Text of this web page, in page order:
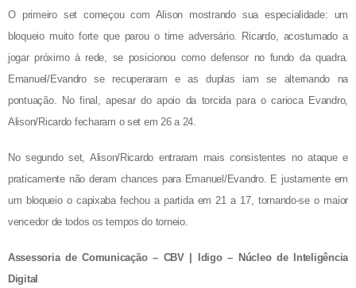
O primeiro set começou com Alison mostrando sua especialidade: um
bloqueio muito forte que parou o time adversário. Ricardo, acostumado a
jogar próximo à rede, se posicionou como defensor no fundo da quadra.
Emanuel/Evandro se recuperaram e as duplas iam se alternando na
pontuação. No final, apesar do apoio da torcida para o carioca Evandro,
Alison/Ricardo fecharam o set em 26 a 24.
No segundo set, Alison/Ricardo entraram mais consistentes no ataque e
praticamente não deram chances para Emanuel/Evandro. E justamente em
um bloqueio o capixaba fechou a partida em 21 a 17, tornando-se o maior
vencedor de todos os tempos do torneio.
Assessoria de Comunicação – CBV | Idigo – Núcleo de Inteligência
Digital